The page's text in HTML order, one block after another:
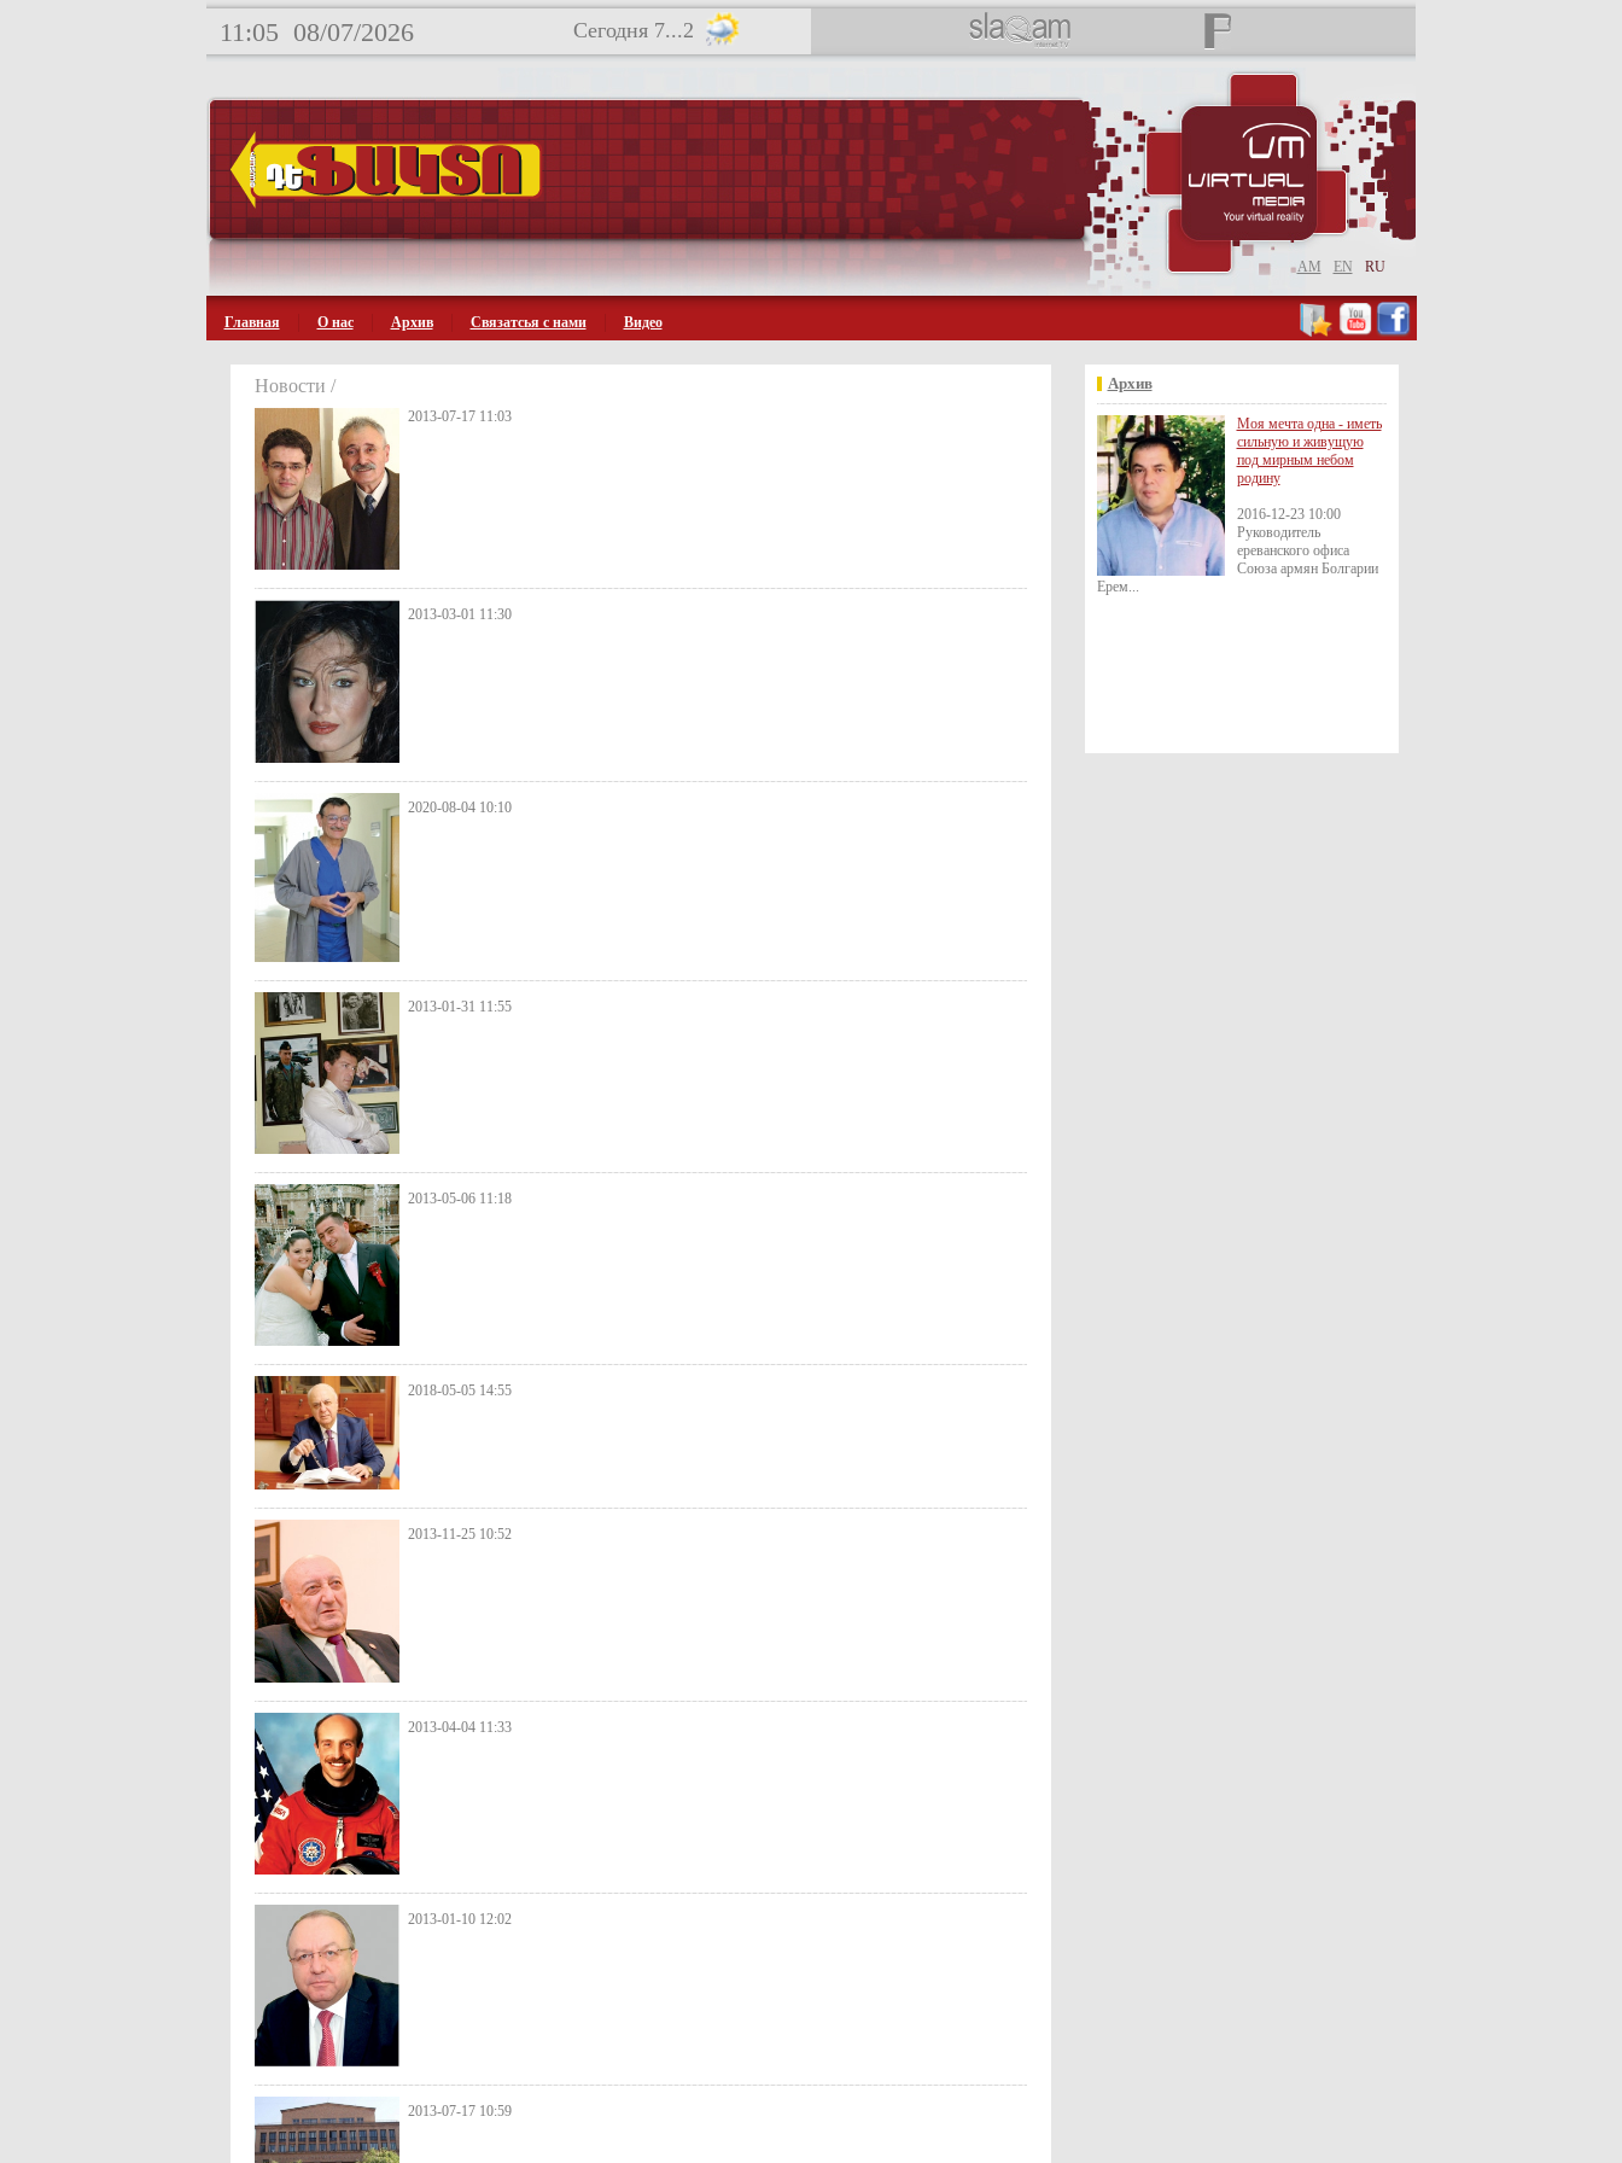
11:05 08/07/2026 Сегодня 7...2
AM EN RU
Главная О нас Архив Связатсья с нами Видео
Новости /
2013-07-17 11:03
2013-03-01 11:30
2020-08-04 10:10
2013-01-31 11:55
2013-05-06 11:18
2018-05-05 14:55
2013-11-25 10:52
2013-04-04 11:33
2013-01-10 12:02
2013-07-17 10:59
Архив
Моя мечта одна - иметь
сильную и живущую
под мирным небом
родину
2016-12-23 10:00
Руководитель
ереванского офиса
Союза армян Болгарии
Ерем...